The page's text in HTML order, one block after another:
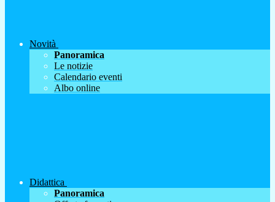
Novità
Panoramica
Le notizie
Calendario eventi
Albo online
Didattica
Panoramica